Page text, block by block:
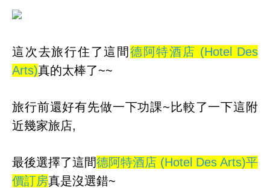
這次去旅行住了這間 德阿特酒店 (Hotel Des
Arts)真的太棒了~~
旅行前還好有先做一下功課~比較了一下這附
近幾家旅店,
最後選擇了這間德阿特酒店 (Hotel Des Arts)平
價訂房真是沒選錯~